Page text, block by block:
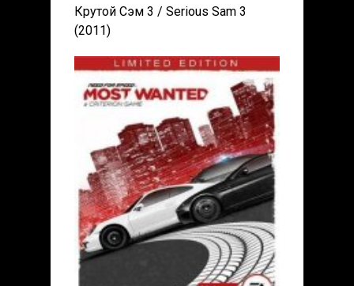
Крутой Сэм 3 / Serious Sam 3
(2011)